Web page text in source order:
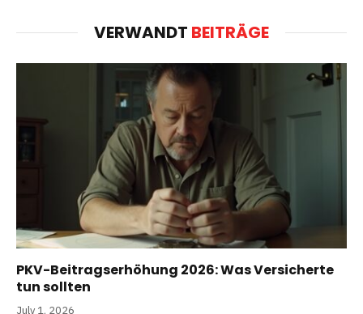
VERWANDT BEITRÄGE
PKV-Beitragserhöhung 2026: Was Versicherte
tun sollten
July 1, 2026